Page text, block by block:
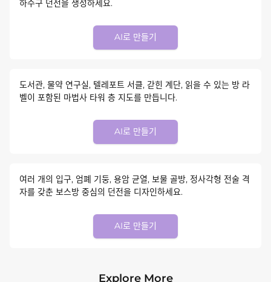
하수구 던전을 생성하세요.
AI로 만들기
도서관, 물약 연구실, 텔레포트 서클, 갇힌 계단, 읽을 수 있는 방 라
벨이 포함된 마법사 타워 층 지도를 만듭니다.
AI로 만들기
여러 개의 입구, 엄폐 기둥, 용암 균열, 보물 골방, 정사각형 전술 격
자를 갖춘 보스방 중심의 던전을 디자인하세요.
AI로 만들기
Explore More